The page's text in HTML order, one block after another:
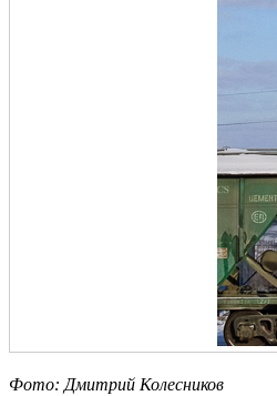
Фото: Дмитрий Колесников